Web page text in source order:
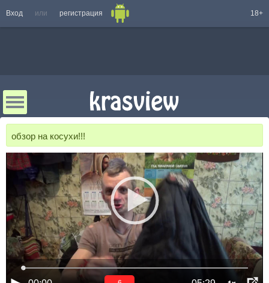
Вход или регистрация 18+
обзор на косухи!!!